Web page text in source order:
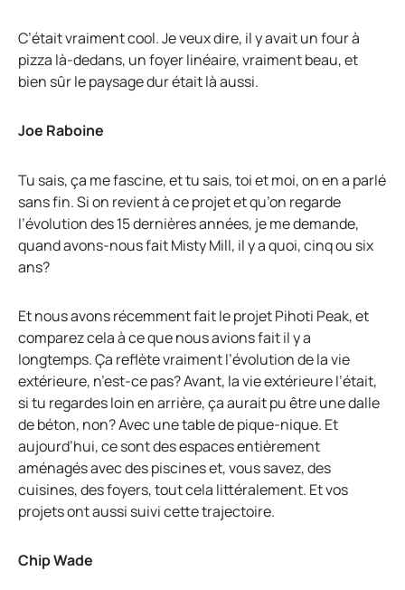
C’était vraiment cool. Je veux dire, il y avait un four à
pizza là-dedans, un foyer linéaire, vraiment beau, et
bien sûr le paysage dur était là aussi.
Joe Raboine
Tu sais, ça me fascine, et tu sais, toi et moi, on en a parlé
sans fin. Si on revient à ce projet et qu’on regarde
l’évolution des 15 dernières années, je me demande,
quand avons-nous fait Misty Mill, il y a quoi, cinq ou six
ans?
Et nous avons récemment fait le projet Pihoti Peak, et
comparez cela à ce que nous avions fait il y a
longtemps. Ça reflète vraiment l’évolution de la vie
extérieure, n’est-ce pas? Avant, la vie extérieure l’était,
si tu regardes loin en arrière, ça aurait pu être une dalle
de béton, non? Avec une table de pique-nique. Et
aujourd’hui, ce sont des espaces entièrement
aménagés avec des piscines et, vous savez, des
cuisines, des foyers, tout cela littéralement. Et vos
projets ont aussi suivi cette trajectoire.
Chip Wade